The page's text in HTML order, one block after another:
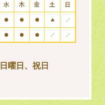
曜日、祝日